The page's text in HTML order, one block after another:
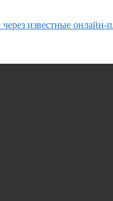
известные онлайн-